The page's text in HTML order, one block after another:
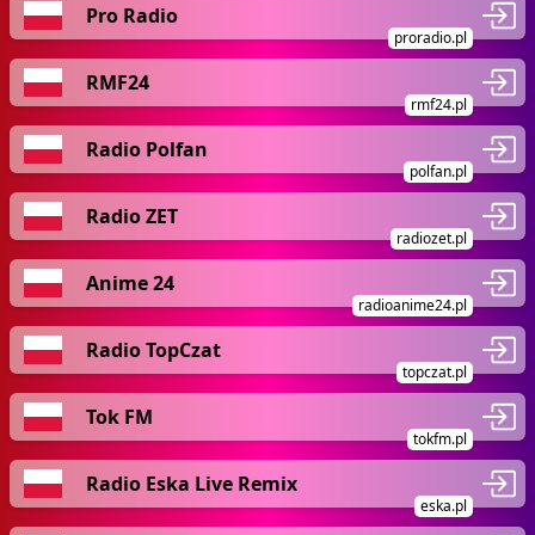
Pro Radio
proradio.pl
RMF24
rmf24.pl
Radio Polfan
polfan.pl
Radio ZET
radiozet.pl
Anime 24
radioanime24.pl
Radio TopCzat
topczat.pl
Tok FM
tokfm.pl
Radio Eska Live Remix
eska.pl